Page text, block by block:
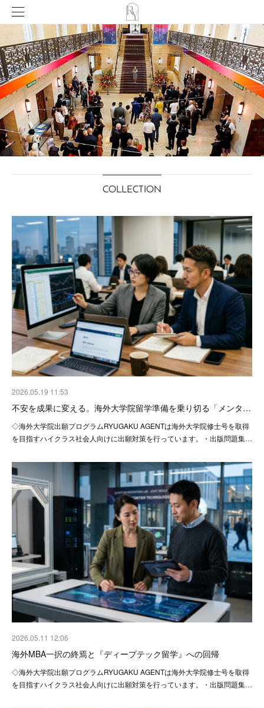
COLLECTION
2026.05.19 11:53
不安を成果に変える。海外大学院留学準備を乗り切る「メンタ…
◇海外大学院出願プログラムRYUGAKU AGENTは海外大学院修士号を取得
を目指すハイクラス社会人向けに出願対策を行っています。・出版問題集…
2026.05.11 12:06
海外MBA一択の終焉と『ディープテック留学』への回帰
◇海外大学院出願プログラムRYUGAKU AGENTは海外大学院修士号を取得
を目指すハイクラス社会人向けに出願対策を行っています。・出版問題集…